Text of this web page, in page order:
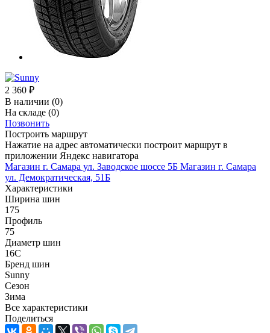
2 360 ₽
В наличии (0)
На складе (0)
Позвонить
Построить маршрут
Нажатие на адрес автоматически построит маршрут в
приложении Яндекс навигатора
Магазин г. Самара ул. Заводское шоссе 5Б Магазин г. Самара
ул. Демократическая, 51Б
Характеристики
Ширина шин
175
Профиль
75
Диаметр шин
16C
Бренд шин
Sunny
Сезон
Зима
Все характеристики
Поделиться